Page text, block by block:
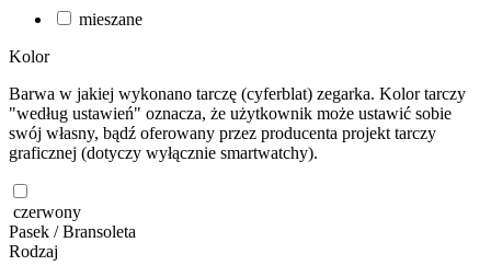
mieszane
Kolor
Barwa w jakiej wykonano tarczę (cyferblat) zegarka. Kolor tarczy
"według ustawień" oznacza, że użytkownik może ustawić sobie
swój własny, bądź oferowany przez producenta projekt tarczy
graficznej (dotyczy wyłącznie smartwatchy).
czerwony
Pasek / Bransoleta
Rodzaj